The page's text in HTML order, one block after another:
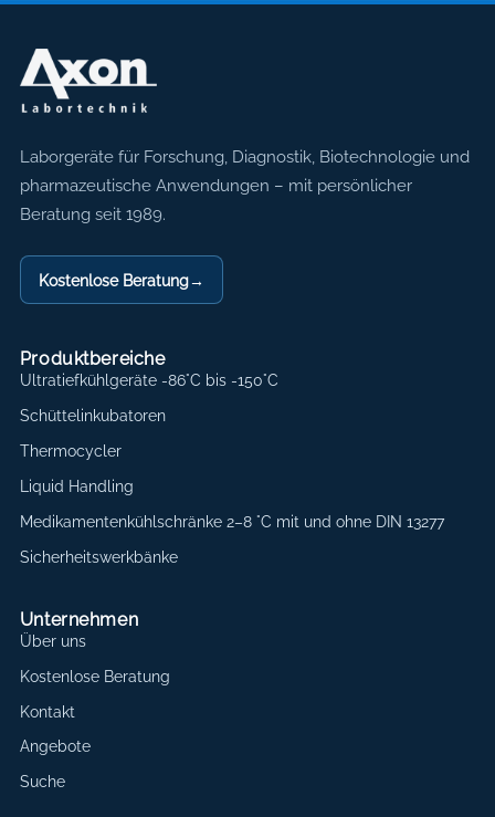
Axon Labortechnik
Laborgeräte für Forschung, Diagnostik, Biotechnologie und
pharmazeutische Anwendungen – mit persönlicher
Beratung seit 1989.
Kostenlose Beratung→
Produktbereiche
Ultratiefkühlgeräte -86°C bis -150°C
Schüttelinkubatoren
Thermocycler
Liquid Handling
Medikamentenkühlschränke 2–8 °C mit und ohne DIN 13277
Sicherheitswerkbänke
Unternehmen
Über uns
Kostenlose Beratung
Kontakt
Angebote
Suche